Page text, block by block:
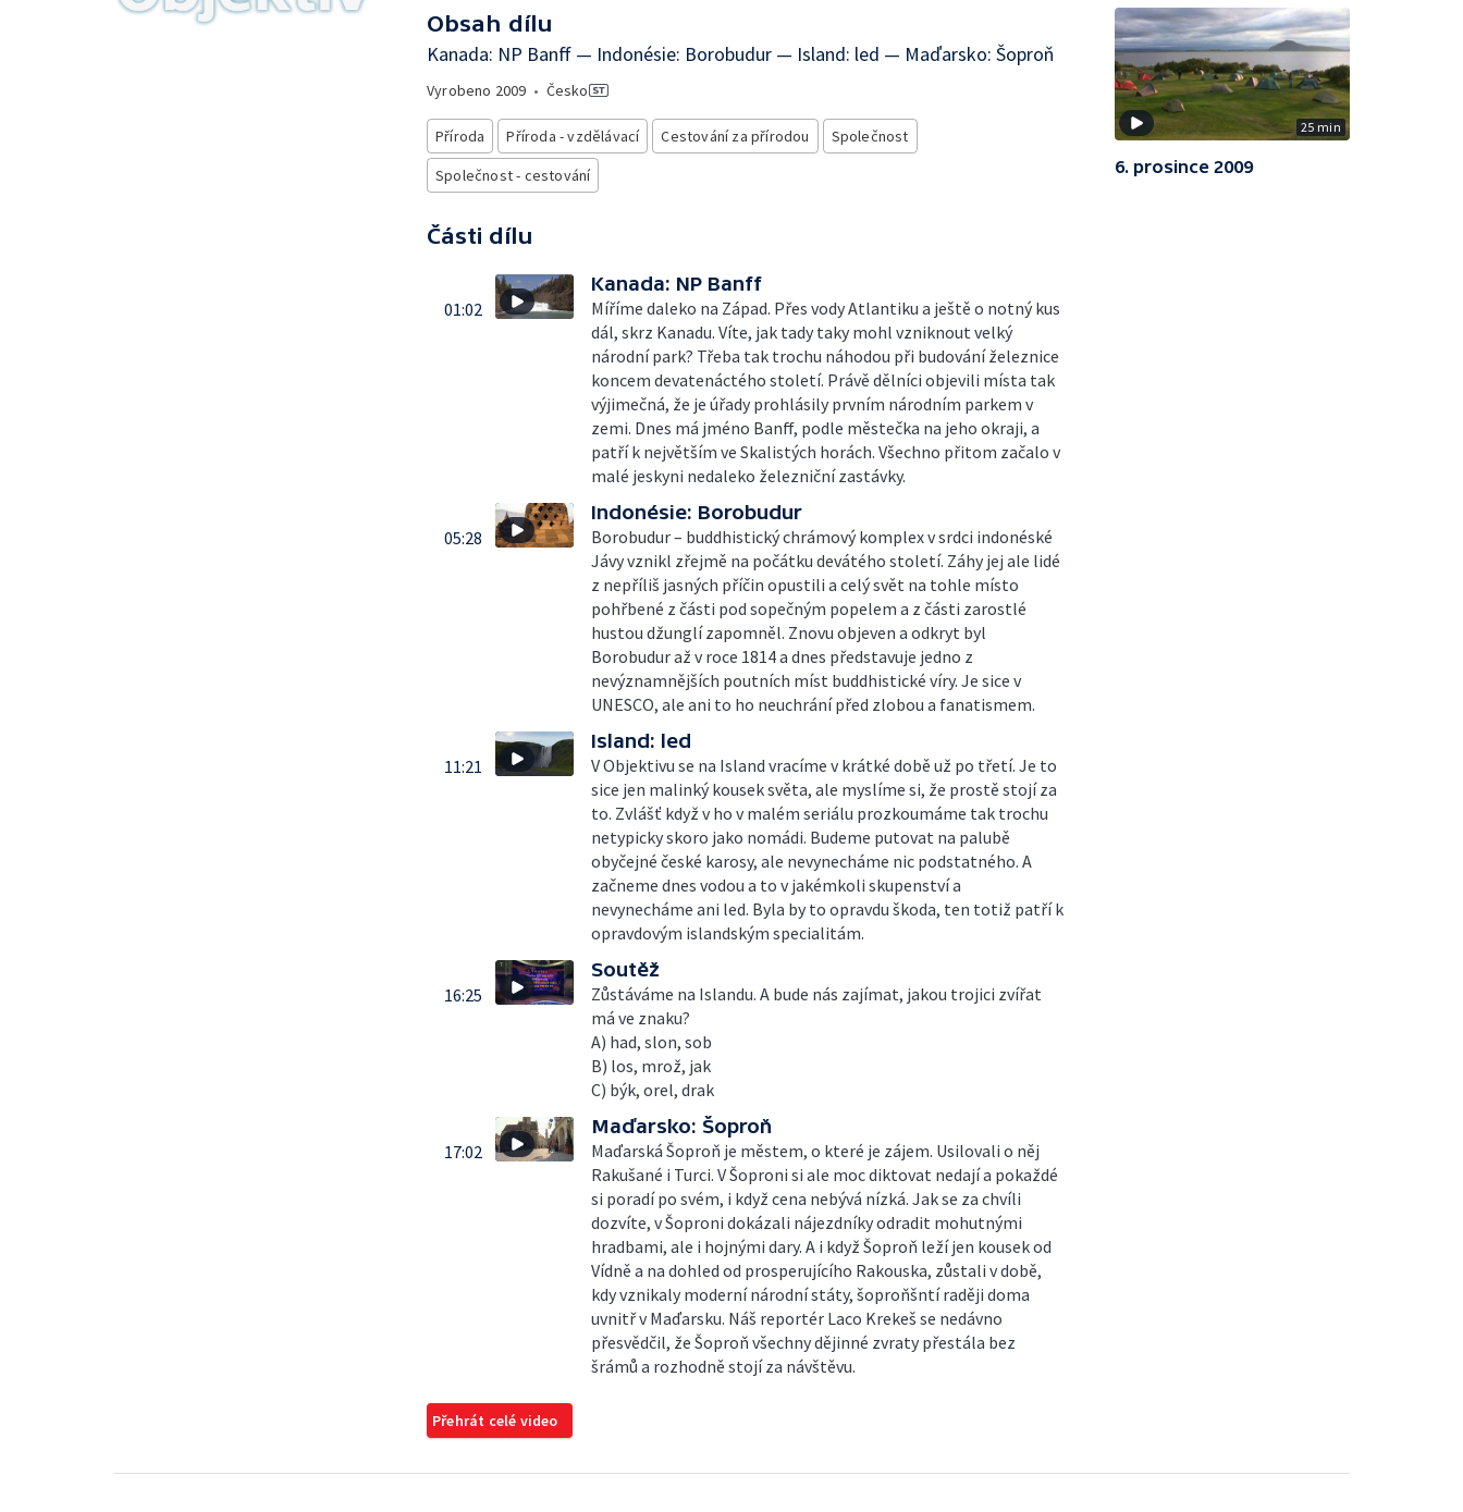
Obsah dílu
Kanada: NP Banff — Indonésie: Borobudur — Island: led — Maďarsko: Šoproň
Vyrobeno 2009 • Česko
Příroda Příroda - vzdělávací Cestování za přírodou
Společnost
Společnost - cestování
Části dílu
01:02
Kanada: NP Banff
Míříme daleko na Západ. Přes vody Atlantiku a ještě o notný kus
dál, skrz Kanadu. Víte, jak tady taky mohl vzniknout velký
národní park? Třeba tak trochu náhodou při budování železnice
koncem devatenáctého století. Právě dělníci objevili místa tak
výjimečná, že je úřady prohlásily prvním národním parkem v
zemi. Dnes má jméno Banff, podle městečka na jeho okraji, a
patří k největším ve Skalistých horách. Všechno přitom začalo v
malé jeskyni nedaleko železniční zastávky.
05:28
Indonésie: Borobudur
Borobudur – buddhistický chrámový komplex v srdci indonéské
Jávy vznikl zřejmě na počátku devátého století. Záhy jej ale lidé
z nepříliš jasných příčin opustili a celý svět na tohle místo
pohřbené z části pod sopečným popelem a z části zarostlé
hustou džunglí zapomněl. Znovu objeven a odkryt byl
Borobudur až v roce 1814 a dnes představuje jedno z
nevýznamnějších poutních míst buddhistické víry. Je sice v
UNESCO, ale ani to ho neuchrání před zlobou a fanatismem.
11:21
Island: led
V Objektivu se na Island vracíme v krátké době už po třetí. Je to
sice jen malinký kousek světa, ale myslíme si, že prostě stojí za
to. Zvlášť když v ho v malém seriálu prozkoumáme tak trochu
netypicky skoro jako nomádi. Budeme putovat na palubě
obyčejné české karosy, ale nevynecháme nic podstatného. A
začneme dnes vodou a to v jakémkoli skupenství a
nevynecháme ani led. Byla by to opravdu škoda, ten totiž patří k
opravdovým islandským specialitám.
16:25
Soutěž
Zůstáváme na Islandu. A bude nás zajímat, jakou trojici zvířat
má ve znaku?
A) had, slon, sob
B) los, mrož, jak
C) býk, orel, drak
17:02
Maďarsko: Šoproň
Maďarská Šoproň je městem, o které je zájem. Usilovali o něj
Rakušané i Turci. V Šoproni si ale moc diktovat nedají a pokaždé
si poradí po svém, i když cena nebývá nízká. Jak se za chvíli
dozvíte, v Šoproni dokázali nájezdníky odradit mohutnými
hradbami, ale i hojnými dary. A i když Šoproň leží jen kousek od
Vídně a na dohled od prosperujícího Rakouska, zůstali v době,
kdy vznikaly moderní národní státy, šoproňšntí raději doma
uvnitř v Maďarsku. Náš reportér Laco Krekeš se nedávno
přesvědčil, že Šoproň všechny dějinné zvraty přestála bez
šrámů a rozhodně stojí za návštěvu.
Přehrát celé video
25 min
6. prosince 2009